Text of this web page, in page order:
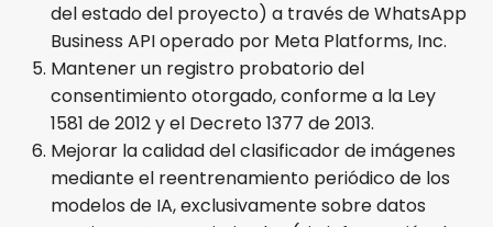
del estado del proyecto) a través de WhatsApp
Business API operado por Meta Platforms, Inc.
Mantener un registro probatorio del
consentimiento otorgado, conforme a la Ley
1581 de 2012 y el Decreto 1377 de 2013.
Mejorar la calidad del clasificador de imágenes
mediante el reentrenamiento periódico de los
modelos de IA, exclusivamente sobre datos